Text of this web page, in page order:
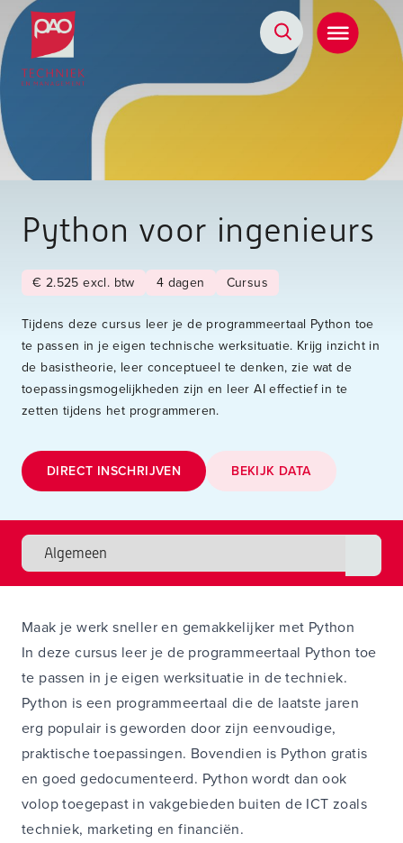
Postacademische cursussen, leergangen en opleidingen
Python voor ingenieurs
€ 2.525 excl. btw 4 dagen Cursus
Tijdens deze cursus leer je de programmeertaal Python toe
te passen in je eigen technische werksituatie. Krijg inzicht in
de basistheorie, leer conceptueel te denken, zie wat de
toepassingsmogelijkheden zijn en leer AI effectief in te
zetten tijdens het programmeren.
DIRECT INSCHRIJVEN BEKIJK DATA
Maak je werk sneller en gemakkelijker met Python
In deze cursus leer je de programmeertaal Python toe
te passen in je eigen werksituatie in de techniek.
Python is een programmeertaal die de laatste jaren
erg populair is geworden door zijn eenvoudige,
praktische toepassingen. Bovendien is Python gratis
en goed gedocumenteerd. Python wordt dan ook
volop toegepast in vakgebieden buiten de ICT zoals
techniek, marketing en financiën.